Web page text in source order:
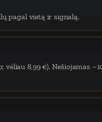
pagal vietą ir signalą.
8,99 €). Nešiojamas